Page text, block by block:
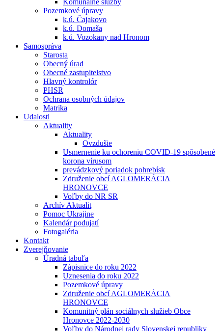
Komunálne služby
Pozemkové úpravy
k.ú. Čajakovo
k.ú. Domaša
k.ú. Vozokany nad Hronom
Samospráva
Starosta
Obecný úrad
Obecné zastupitelstvo
Hlavný kontrolór
PHSR
Ochrana osobných údajov
Matrika
Udalosti
Aktuality
Aktuality
Ovzdušie
Usmernenie ku ochoreniu COVID-19 spôsobené
korona vírusom
prevádzkový poriadok pohrebísk
Združenie obcí AGLOMERÁCIA
HRONOVCE
Voľby do NR SR
Archív Aktualit
Pomoc Ukrajine
Kalendár podujatí
Fotogaléria
Kontakt
Zverejňovanie
Úradná tabuľa
Zápisnice do roku 2022
Uznesenia do roku 2022
Pozemkové úpravy
Združenie obcí AGLOMERÁCIA
HRONOVCE
Komunitný plán sociálnych služieb Obce
Hronovce 2022-2030
Voľby do Národnej rady Slovenskej republiky